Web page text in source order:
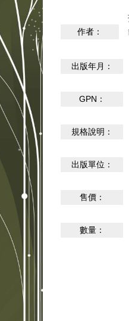
作者：
出版年月：
GPN：
規格說明：
出版單位：
售價：
數量：